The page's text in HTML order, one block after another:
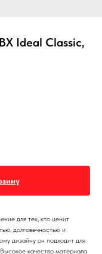
Ideal Classic,
для тех, кто ценит
долговечностью и
дизайну он подходит для
качество материала